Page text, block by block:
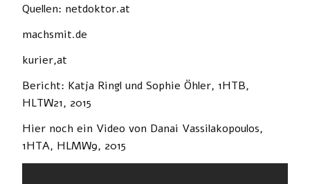
Quellen: netdoktor.at
machsmit.de
kurier,at
Bericht: Katja Ringl und Sophie Öhler, 1HTB,
HLTW21, 2015
Hier noch ein Video von Danai Vassilakopoulos,
1HTA, HLMW9, 2015